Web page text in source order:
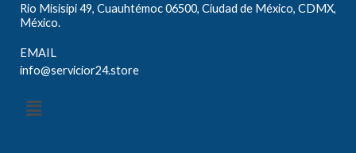
Rio Misisipi 49, Cuauhtémoc 06500, Ciudad de México, CDMX,
México.
EMAIL
info@servicior24.store
Menú